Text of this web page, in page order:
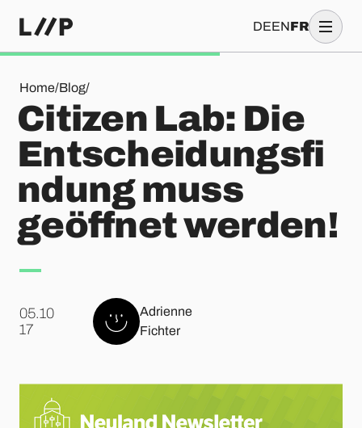
DEENFR
Home/Blog/
Citizen Lab: Die Entscheidungsfindung muss geöffnet
Citizen Lab: Die
Entscheidungsfi
ndung muss
geöffnet werden!
05.10
.17
Adrienne
Fichter